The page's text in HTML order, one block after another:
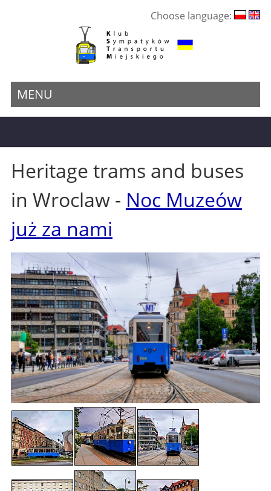
Choose language:
MENU
Heritage trams and buses
in Wroclaw - Noc Muzeów
już za nami